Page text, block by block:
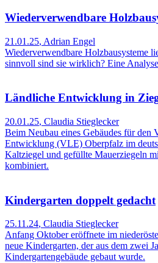
Wiederverwendbare
21.01.25, Adrian Engel
Wiederverwendbare Holzbausysteme
sinnvoll sind sie wirklich? Eine
Ländliche Entwicklung in
20.01.25, Claudia Stieglecker
Beim Neubau eines Gebäudes für den
Entwicklung (VLE) Oberpfalz im
Kaltziegel und gefüllte Mauerziegeln
kombiniert.
Kindergarten doppelt gedacht
25.11.24, Claudia Stieglecker
Anfang Oktober eröffnete im
neue Kindergarten, der aus dem zwei
Kindergartengebäude gebaut wurde.